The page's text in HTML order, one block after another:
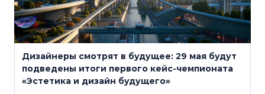
Дизайнеры смотрят в будущее: 29 мая будут
подведены итоги первого кейс-чемпионата
«Эстетика и дизайн будущего»